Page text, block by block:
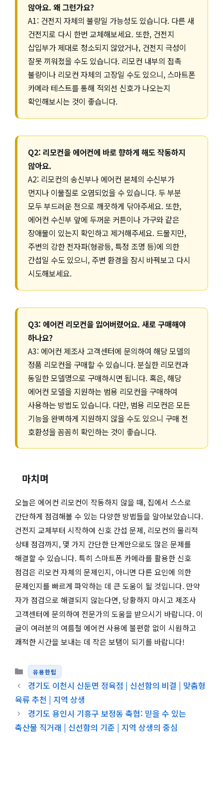
않아요. 왜 그런가요?
A1: 건전지 자체의 불량일 가능성도 있습니다. 다른 새
건전지로 다시 한번 교체해보세요. 또한, 건전지
삽입부가 제대로 청소되지 않았거나, 건전지 극성이
잘못 끼워졌을 수도 있습니다. 리모컨 내부의 접촉
불량이나 리모컨 자체의 고장일 수도 있으니, 스마트폰
카메라 테스트를 통해 적외선 신호가 나오는지
확인해보시는 것이 좋습니다.
Q2: 리모컨을 에어컨에 바로 향하게 해도 작동하지
않아요.
A2: 리모컨의 송신부나 에어컨 본체의 수신부가
먼지나 이물질로 오염되었을 수 있습니다. 두 부분
모두 부드러운 천으로 깨끗하게 닦아주세요. 또한,
에어컨 수신부 앞에 두꺼운 커튼이나 가구와 같은
장애물이 있는지 확인하고 제거해주세요. 드물지만,
주변의 강한 전자파(형광등, 특정 조명 등)에 의한
간섭일 수도 있으니, 주변 환경을 잠시 바꿔보고 다시
시도해보세요.
Q3: 에어컨 리모컨을 잃어버렸어요. 새로 구매해야
하나요?
A3: 에어컨 제조사 고객센터에 문의하여 해당 모델의
정품 리모컨을 구매할 수 있습니다. 분실한 리모컨과
동일한 모델명으로 구매하시면 됩니다. 혹은, 해당
에어컨 모델을 지원하는 범용 리모컨을 구매하여
사용하는 방법도 있습니다. 다만, 범용 리모컨은 모든
기능을 완벽하게 지원하지 않을 수도 있으니 구매 전
호환성을 꼼꼼히 확인하는 것이 좋습니다.
마치며
오늘은 에어컨 리모컨이 작동하지 않을 때, 집에서 스스로
간단하게 점검해볼 수 있는 다양한 방법들을 알아보았습니다.
건전지 교체부터 시작하여 신호 간섭 문제, 리모컨의 물리적
상태 점검까지, 몇 가지 간단한 단계만으로도 많은 문제를
해결할 수 있습니다. 특히 스마트폰 카메라를 활용한 신호
점검은 리모컨 자체의 문제인지, 아니면 다른 요인에 의한
문제인지를 빠르게 파악하는 데 큰 도움이 될 것입니다. 만약
자가 점검으로 해결되지 않는다면, 당황하지 마시고 제조사
고객센터에 문의하여 전문가의 도움을 받으시기 바랍니다. 이
글이 여러분의 여름철 에어컨 사용에 불편함 없이 시원하고
쾌적한 시간을 보내는 데 작은 보탬이 되기를 바랍니다!
카테고리
유용한팁
경기도 이천시 신둔면 정육점 | 신선함의 비결 | 맞춤형
육류 추천 | 지역 상생
경기도 용인시 기흥구 보정동 축협: 믿을 수 있는
축산물 직거래 | 신선함의 기준 | 지역 상생의 중심